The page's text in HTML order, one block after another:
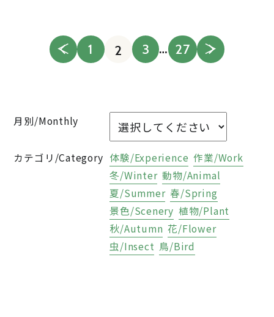
＜ 1 2 3 … 27 ＞
月別/Monthly
カテゴリ/Category 体験/Experience 作業/Work
冬/Winter 動物/Animal
夏/Summer 春/Spring
景色/Scenery 植物/Plant
秋/Autumn 花/Flower
虫/Insect 鳥/Bird